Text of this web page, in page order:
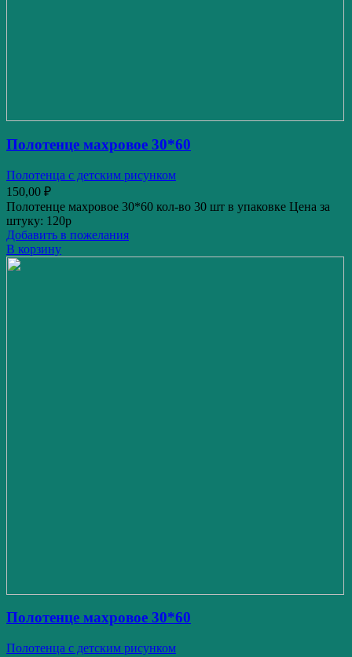
Полотенце махровое 30*60
Полотенца с детским рисунком
150,00 ₽
Полотенце махровое 30*60 кол-во 30 шт в упаковке Цена за
штуку: 120р
Добавить в пожелания
В корзину
Полотенце махровое 30*60
Полотенца с детским рисунком